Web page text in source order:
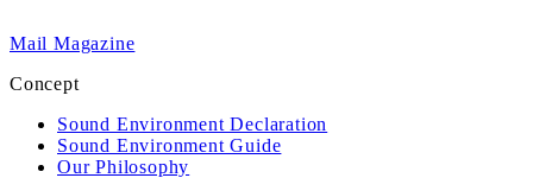
Mail Magazine
Concept
Sound Environment Declaration
Sound Environment Guide
Our Philosophy